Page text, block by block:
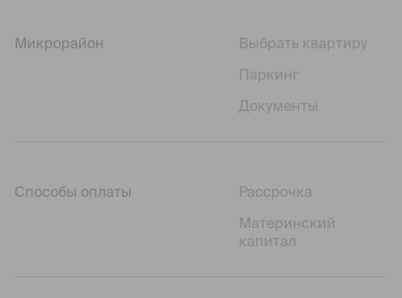
Микрорайон
Выбрать квартиру
Паркинг
Документы
Способы оплаты
Рассрочка
Материнский
капитал